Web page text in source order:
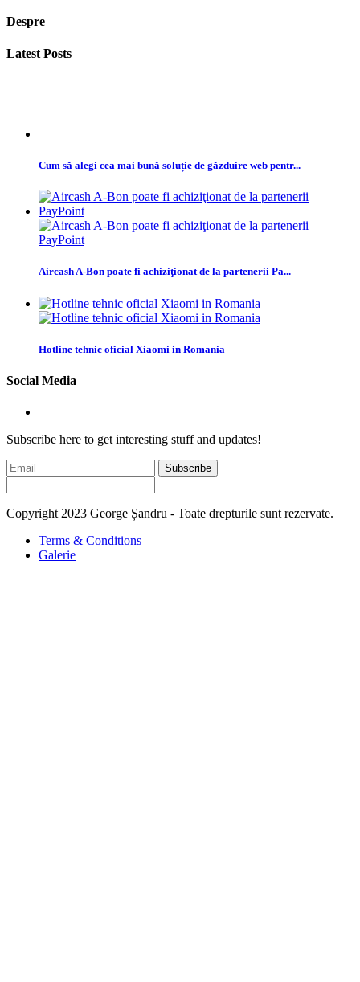
Despre
Latest Posts
Cum să alegi cea mai bună soluție de găzduire web pentr...
Aircash A-Bon poate fi achiziţionat de la partenerii Pa...
Hotline tehnic oficial Xiaomi in Romania
Social Media
Subscribe here to get interesting stuff and updates!
Subscribe
Copyright 2023 George Șandru - Toate drepturile sunt rezervate.
Terms & Conditions
Galerie